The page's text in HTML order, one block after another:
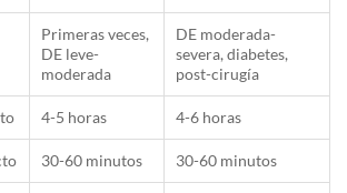
Primeras veces,
DE leve-
moderada
DE moderada-
severa, diabetes,
post-cirugía
4-5 horas 4-6 horas
30-60 minutos 30-60 minutos